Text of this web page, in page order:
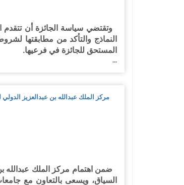
وتقتضي سياسة الجائزة أن تتقدم
النماذج والتأكد من مطابقتها
المستحق للجائزة في فرعيها.
...
مركز الملك عبدالله بن عبدالعزيز
ضمن اهتمام مركز الملك عبدالله
السياق، ويسعى بالتعاون مع